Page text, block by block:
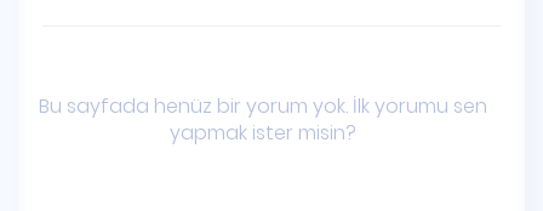
Bu sayfada henüz bir yorum yok. İlk yorumu sen
yapmak ister misin?